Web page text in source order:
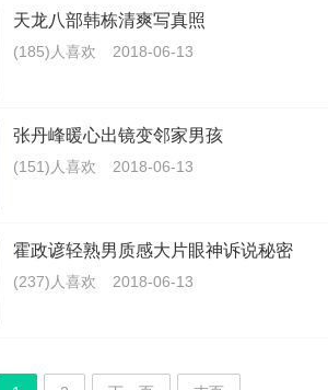
天龙八部韩栋清爽写真照
(185)人喜欢 2018-06-13
张丹峰暖心出镜变邻家男孩
(151)人喜欢 2018-06-13
霍政谚轻熟男质感大片眼神诉说秘密
(237)人喜欢 2018-06-13